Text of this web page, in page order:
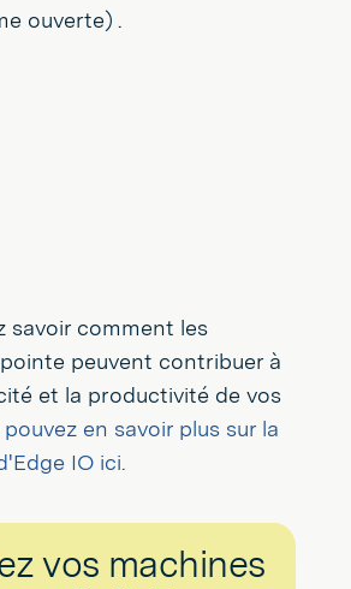
ouverte) .
savoir comment les
peuvent contribuer à
et la productivité de vos
en savoir plus sur la
IO ici.
vos machines